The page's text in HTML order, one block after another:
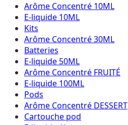
Arôme Concentré 10ML
E-liquide 10ML
Kits
Arôme Concentré 30ML
Batteries
E-liquide 50ML
Arôme Concentré FRUITÉ
E-liquide 100ML
Pods
Arôme Concentré DESSERT
Cartouche pod